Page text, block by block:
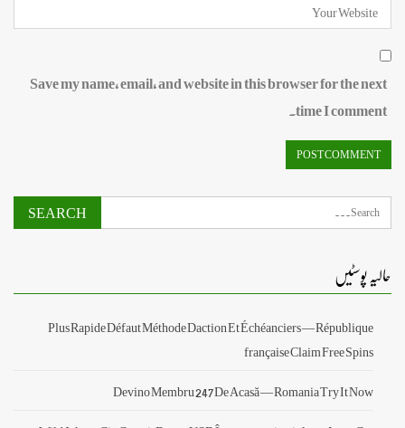
Save my name, email, and website in this browser for the next
time I comment.
حالیہ پوسٹیں
Plus Rapide Défaut Méthode Daction Et Échéanciers — République
française Claim Free Spins
Devino Membru 247 De Acasă — Romania Try It Now